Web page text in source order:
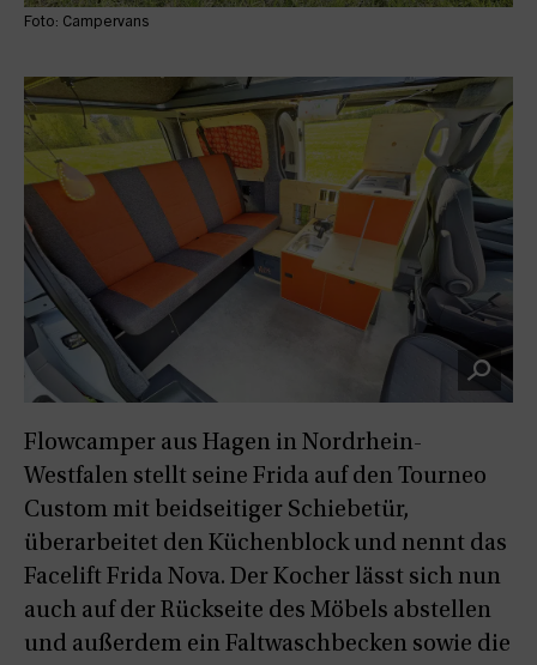
Foto: Campervans
Flowcamper aus Hagen in Nordrhein-
Westfalen stellt seine Frida auf den Tourneo
Custom mit beidseitiger Schiebetür,
überarbeitet den Küchenblock und nennt das
Facelift Frida Nova. Der Kocher lässt sich nun
auch auf der Rückseite des Möbels abstellen
und außerdem ein Faltwaschbecken sowie die